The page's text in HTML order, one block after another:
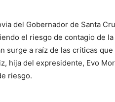
del Gobernador de Santa
el riesgo de contagio de
surge a raíz de las críticas
hija del expresidente, Evo
riesgo.